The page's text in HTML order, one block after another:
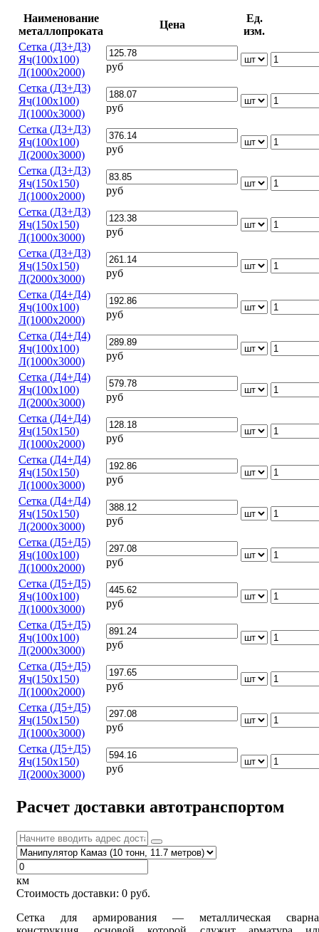
Наименование
металлопроката
Цена
Ед.
изм.
Сетка (Д3+Д3)
Яч(100х100)
Л(1000х2000)
руб
Сетка (Д3+Д3)
Яч(100х100)
Л(1000х3000)
руб
Сетка (Д3+Д3)
Яч(100х100)
Л(2000х3000)
руб
Сетка (Д3+Д3)
Яч(150х150)
Л(1000х2000)
руб
Сетка (Д3+Д3)
Яч(150х150)
Л(1000х3000)
руб
Сетка (Д3+Д3)
Яч(150х150)
Л(2000х3000)
руб
Сетка (Д4+Д4)
Яч(100х100)
Л(1000х2000)
руб
Сетка (Д4+Д4)
Яч(100х100)
Л(1000х3000)
руб
Сетка (Д4+Д4)
Яч(100х100)
Л(2000х3000)
руб
Сетка (Д4+Д4)
Яч(150х150)
Л(1000х2000)
руб
Сетка (Д4+Д4)
Яч(150х150)
Л(1000х3000)
руб
Сетка (Д4+Д4)
Яч(150х150)
Л(2000х3000)
руб
Сетка (Д5+Д5)
Яч(100х100)
Л(1000х2000)
руб
Сетка (Д5+Д5)
Яч(100х100)
Л(1000х3000)
руб
Сетка (Д5+Д5)
Яч(100х100)
Л(2000х3000)
руб
Сетка (Д5+Д5)
Яч(150х150)
Л(1000х2000)
руб
Сетка (Д5+Д5)
Яч(150х150)
Л(1000х3000)
руб
Сетка (Д5+Д5)
Яч(150х150)
Л(2000х3000)
руб
Расчет доставки автотранспортом
км
Стоимость доставки: 0 руб.
Сетка для армирования — металлическая